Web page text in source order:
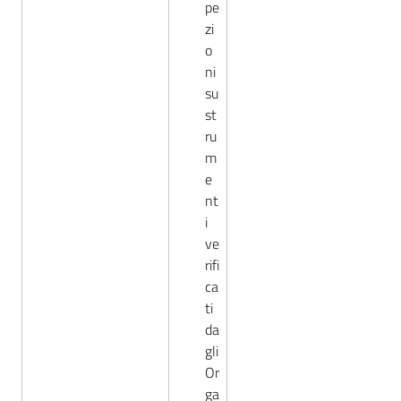
pe
zi
o
ni
su
st
ru
m
e
nt
i
ve
rifi
ca
ti
da
gli
Or
ga